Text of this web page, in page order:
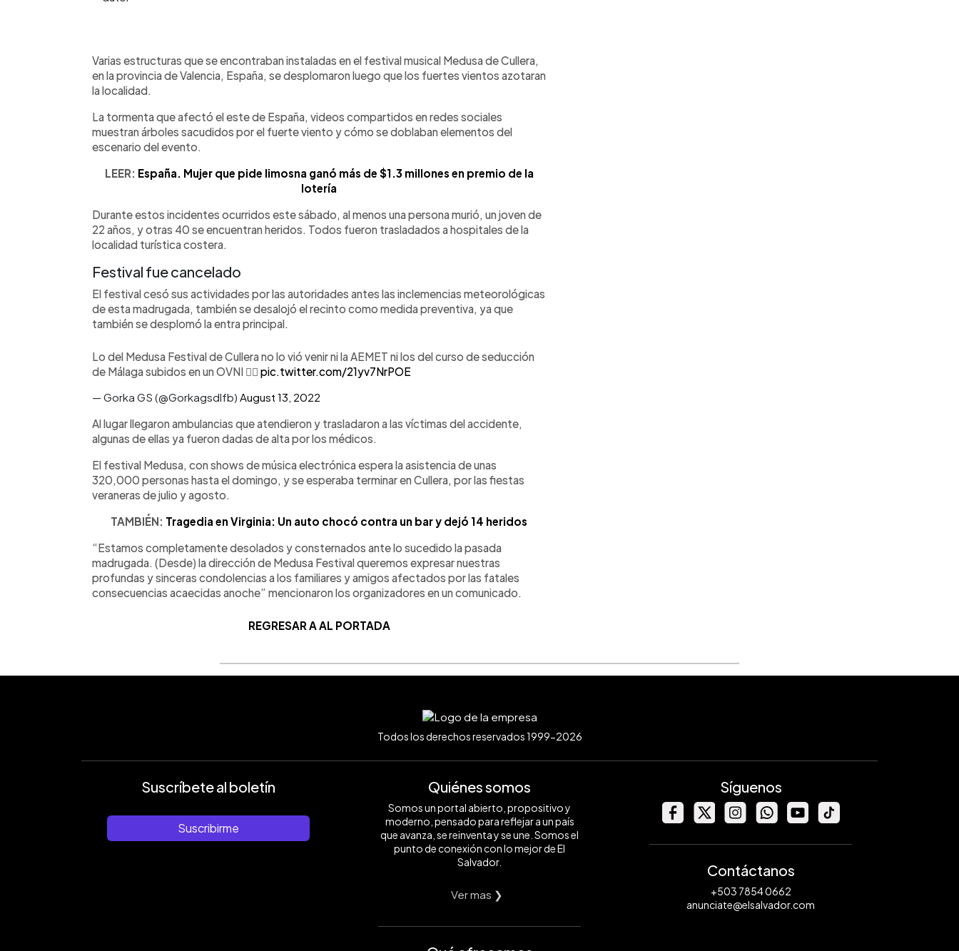
► Escuchar artículo
Varias estructuras que se encontraban instaladas en el festival musical Medusa de Cullera,
en la provincia de Valencia, España, se desplomaron luego que los fuertes vientos azotaran
la localidad.
La tormenta que afectó el este de España, videos compartidos en redes sociales
muestran árboles sacudidos por el fuerte viento y cómo se doblaban elementos del
escenario del evento.
LEER: España. Mujer que pide limosna ganó más de $1.3 millones en premio de la
lotería
Durante estos incidentes ocurridos este sábado, al menos una persona murió, un joven de
22 años, y otras 40 se encuentran heridos. Todos fueron trasladados a hospitales de la
localidad turística costera.
Festival fue cancelado
El festival cesó sus actividades por las autoridades antes las inclemencias meteorológicas
de esta madrugada, también se desalojó el recinto como medida preventiva, ya que
también se desplomó la entra principal.
Lo del Medusa Festival de Cullera no lo vió venir ni la AEMET ni los del curso de seducción
de Málaga subidos en un OVNI ☝🏻 pic.twitter.com/21yv7NrPOE
— Gorka GS (@Gorkagsdlfb) August 13, 2022
Al lugar llegaron ambulancias que atendieron y trasladaron a las víctimas del accidente,
algunas de ellas ya fueron dadas de alta por los médicos.
El festival Medusa, con shows de música electrónica espera la asistencia de unas
320,000 personas hasta el domingo, y se esperaba terminar en Cullera, por las fiestas
veraneras de julio y agosto.
TAMBIÉN: Tragedia en Virginia: Un auto chocó contra un bar y dejó 14 heridos
“Estamos completamente desolados y consternados ante lo sucedido la pasada
madrugada. (Desde) la dirección de Medusa Festival queremos expresar nuestras
profundas y sinceras condolencias a los familiares y amigos afectados por las fatales
consecuencias acaecidas anoche” mencionaron los organizadores en un comunicado.
REGRESAR A AL PORTADA
Todos los derechos reservados 1999-2026
Suscríbete al boletín
Suscribirme
Quiénes somos
Somos un portal abierto, propositivo y
moderno, pensado para reflejar a un país
que avanza, se reinventa y se une. Somos el
punto de conexión con lo mejor de El
Salvador.
Ver mas ❯
Síguenos
Contáctanos
+503 7854 0662
anunciate@elsalvador.com